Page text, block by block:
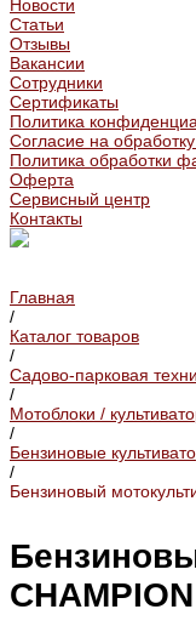
Новости
Статьи
Отзывы
Вакансии
Сотрудники
Сертификаты
Политика
Согласие на
Политика обработки
Оферта
Сервисный центр
Контакты
Главная
/
Каталог товаров
/
Садово-парковая
/
Мотоблоки /
/
Бензиновые
/
Бензиновый